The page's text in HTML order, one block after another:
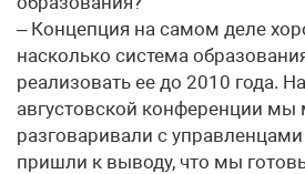
– Концепция на самом деле
насколько система
реализовать ее до 2010 года.
августовской конференции мы
разговаривали с
пришли к выводу, что мы